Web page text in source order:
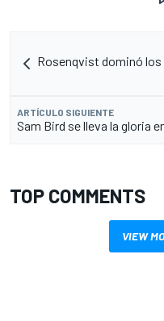
Rosenqvist dominó los
ARTÍCULO SIGUIENTE
Sam Bird se lleva la gloria
TOP COMMENTS
VIEW